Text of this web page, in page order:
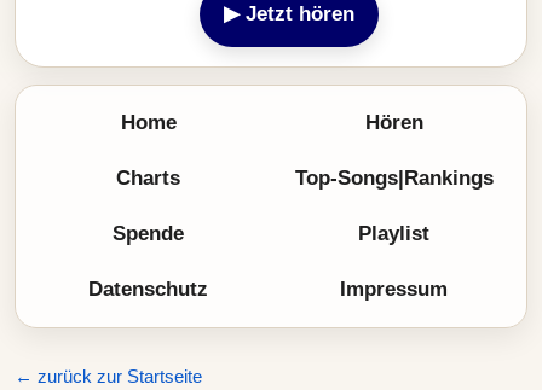
▶ Jetzt hören
Home Hören
Charts Top-Songs|Rankings
Spende Playlist
Datenschutz Impressum
← zurück zur Startseite